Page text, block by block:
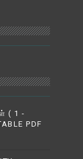
( 1 -
PDF